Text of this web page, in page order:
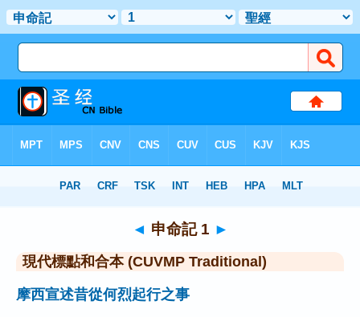
> 申命記 1
◄ 申命記 1 ►
現代標點和合本 (CUVMP Traditional)
摩西宣述昔從何烈起行之事